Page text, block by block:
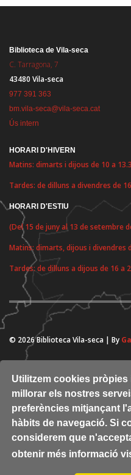
Utilitzem cookies pròpies
millorar els nostres
preferències mitjançant
hàbits de navegació. Si
considerem que
obtenir més informació
Biblioteca de Vila-seca
C. Tarragona, 7
43480 Vila-seca
977 391 363
bm.vila-seca@vila-seca.cat
Ús intern
HORARI D'HIVERN
Matins: dimarts i dijous de 10 a
Tardes: de dilluns a divendres de
HORARI D'ESTIU
(Del 15 de juny al 13 de setembre
Matins: dimarts, dijous i divendres
Tardes: de dilluns a dijous de 16 a
© 2026 Biblioteca Vila-seca | By